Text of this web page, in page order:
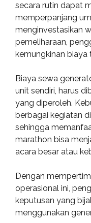
secara rutin dapat
memperpanjang
menginvestasikan
pemeliharaan,
kemungkinan biaya
Biaya sewa
unit sendiri, harus
yang diperoleh.
berbagai kegiatan
sehingga
marathon bisa
acara besar atau
Dengan
operasional ini,
keputusan yang
menggunakan